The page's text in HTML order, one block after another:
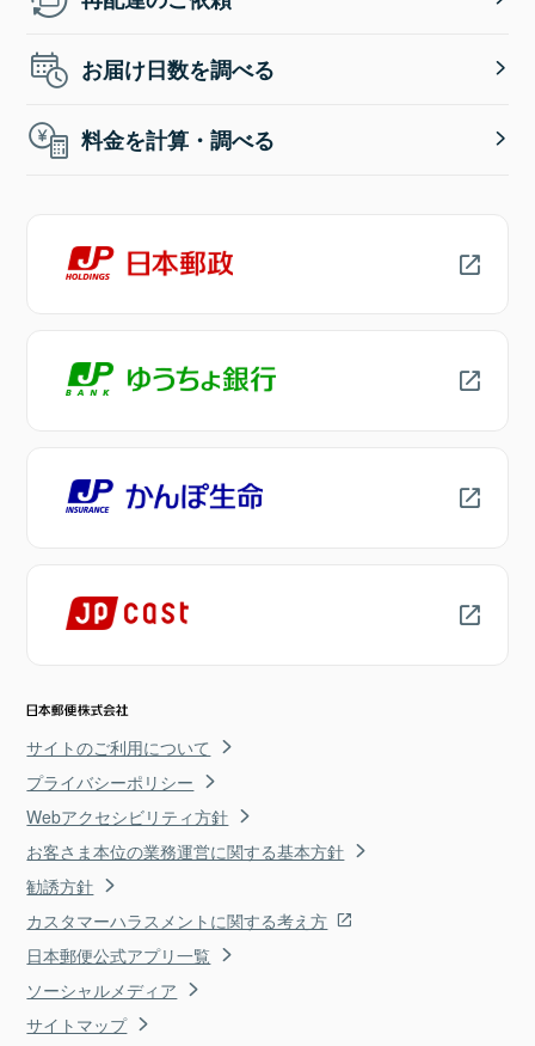
お届け日数を調べる
料金を計算・調べる
サイトのご利用について
プライバシーポリシー
Webアクセシビリティ方針
お客さま本位の業務運営に関する基本方針
勧誘方針
カスタマーハラスメントに関する考え方
日本郵便公式アプリ一覧
ソーシャルメディア
サイトマップ